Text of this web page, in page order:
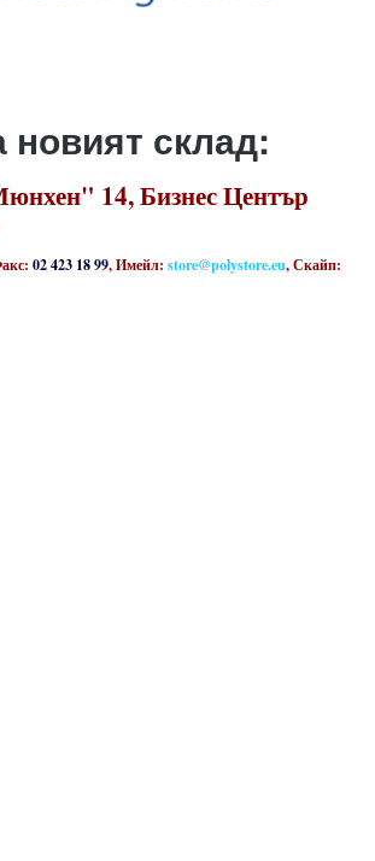
новият склад:
14, Бизнес Център
02 423 18 99, Имейл: store@polystore.eu, Скайп: